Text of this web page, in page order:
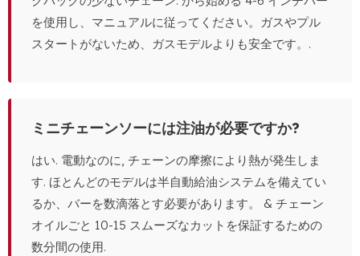
を使用し、マニュアルに従ってください。ガスやプル
スタートがないため、ガスモデルよりも安全です。.
ミニチェーンソーには注油が必要ですか?
はい. 電動なのに, チェーンの摩擦により熱が発生しま
す. ほとんどのモデルは半自動給油システムを備えてい
るか、バーを数滴落とす必要があります。 & チェーン
オイルごと 10-15 スムーズなカットを保証するための
数分間の使用.